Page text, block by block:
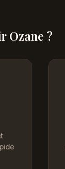
Ozane ?